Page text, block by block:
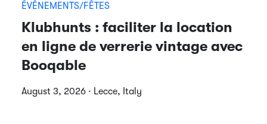
ÉVÉNEMENTS/FÊTES
Klubhunts : faciliter la location
en ligne de verrerie vintage avec
Booqable
August 3, 2026 · Lecce, Italy